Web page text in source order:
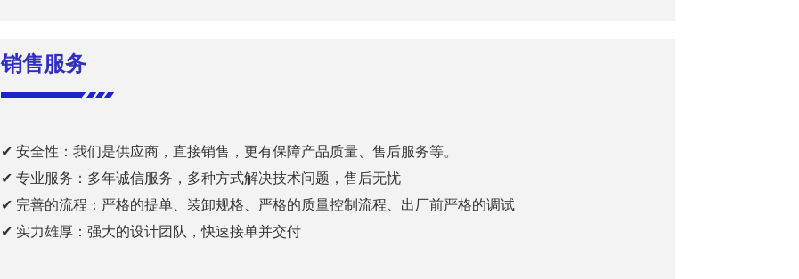
销售服务
✔ 安全性：我们是供应商，直接销售，更有保障产品质量、售后服务等。
✔ 专业服务：多年诚信服务，多种方式解决技术问题，售后无忧
✔ 完善的流程：严格的提单、装卸规格、严格的质量控制流程、出厂前严格的调试
✔ 实力雄厚：强大的设计团队，快速接单并交付